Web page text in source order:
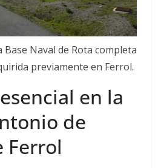
Base Naval de Rota completa
previamente en Ferrol.
en la
de
Ferrol